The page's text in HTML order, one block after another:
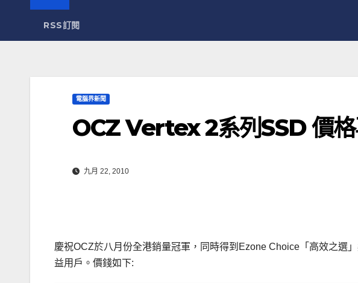
RSS訂閱
電腦界新聞
OCZ Vertex 2系列SSD 價
九月 22, 2010
慶祝OCZ於八月份全港銷量冠軍，同時得到Ezone Choice「高效之選
益用戶。價錢如下: